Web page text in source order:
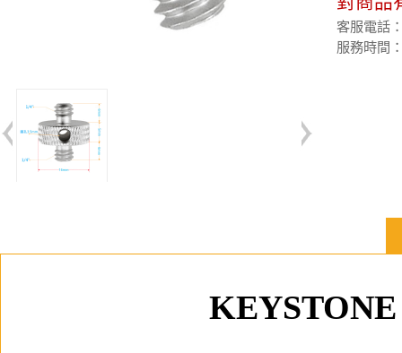
客服電話
服務時間